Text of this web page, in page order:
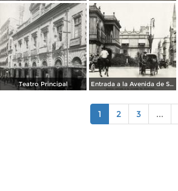
Teatro Principal Entrada a la Avenida de San Francisco (hoy Francisco I. Madero)
1 2 3 ...